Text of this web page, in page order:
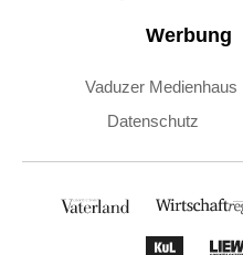
Werbung
Vaduzer Medienhaus
Datenschutz